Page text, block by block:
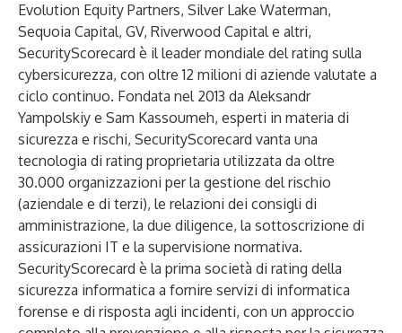
Evolution Equity Partners, Silver Lake Waterman,
Sequoia Capital, GV, Riverwood Capital e altri,
SecurityScorecard è il leader mondiale del rating sulla
cybersicurezza, con oltre 12 milioni di aziende valutate a
ciclo continuo. Fondata nel 2013 da Aleksandr
Yampolskiy e Sam Kassoumeh, esperti in materia di
sicurezza e rischi, SecurityScorecard vanta una
tecnologia di rating proprietaria utilizzata da oltre
30.000 organizzazioni per la gestione del rischio
(aziendale e di terzi), le relazioni dei consigli di
amministrazione, la due diligence, la sottoscrizione di
assicurazioni IT e la supervisione normativa.
SecurityScorecard è la prima società di rating della
sicurezza informatica a fornire servizi di informatica
forense e di risposta agli incidenti, con un approccio